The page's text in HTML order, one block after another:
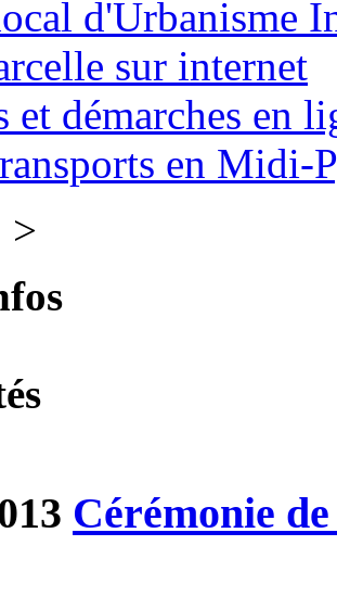
d'Urbanisme
sur internet
et démarches en
en Midi-
>
Cérémonie